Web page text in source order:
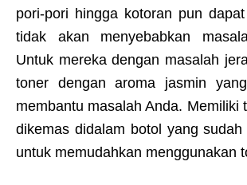
pori-pori hingga kotoran pun
tidak akan menyebabkan
Untuk mereka dengan masalah
toner dengan aroma jasmin
membantu masalah Anda. Memiliki
dikemas didalam botol yang
untuk memudahkan menggunakan